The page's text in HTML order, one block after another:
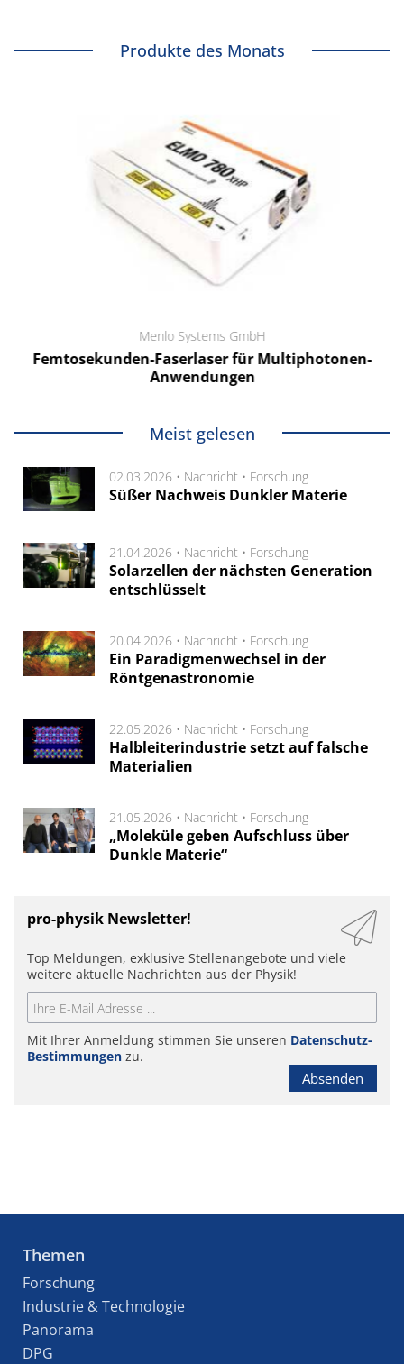
Produkte des Monats
Menlo Systems GmbH
Femtosekunden-Faserlaser für Multiphotonen-
Anwendungen
Meist gelesen
02.03.2026 • Nachricht • Forschung
Süßer Nachweis Dunkler Materie
21.04.2026 • Nachricht • Forschung
Solarzellen der nächsten Generation
entschlüsselt
20.04.2026 • Nachricht • Forschung
Ein Paradigmenwechsel in der
Röntgenastronomie
22.05.2026 • Nachricht • Forschung
Halbleiterindustrie setzt auf falsche
Materialien
21.05.2026 • Nachricht • Forschung
„Moleküle geben Aufschluss über
Dunkle Materie“
pro-physik Newsletter!
Top Meldungen, exklusive Stellenangebote und viele
weitere aktuelle Nachrichten aus der Physik!
Mit Ihrer Anmeldung stimmen Sie unseren Datenschutz-
Bestimmungen zu.
Absenden
Themen
Forschung
Industrie & Technologie
Panorama
DPG